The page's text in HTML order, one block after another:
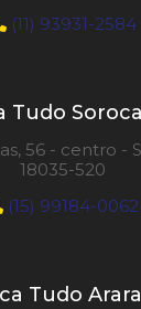
(11) 93931-2584
Tudo
56 - centro -
18035-520
(15) 99184-0062
Tudo